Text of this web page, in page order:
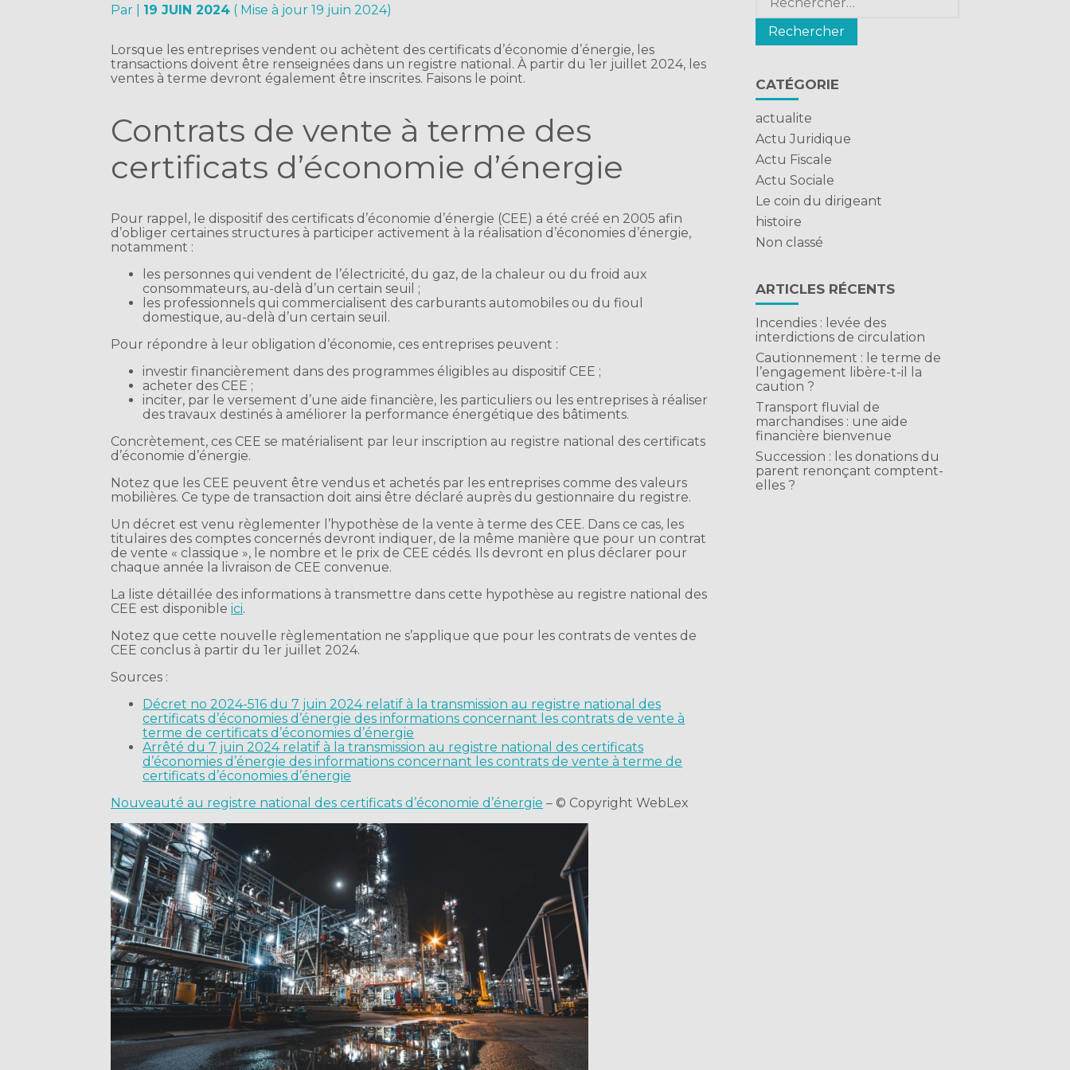
Par 19 JUIN 2024 ( Mise à jour 19 juin 2024)
Lorsque les entreprises vendent ou achètent des certificats d’économie d’énergie, les
transactions doivent être renseignées dans un registre national. À partir du 1er juillet 2024, les
ventes à terme devront également être inscrites. Faisons le point.
Contrats de vente à terme des
certificats d’économie d’énergie
Pour rappel, le dispositif des certificats d’économie d’énergie (CEE) a été créé en 2005 afin
d’obliger certaines structures à participer activement à la réalisation d’économies d’énergie,
notamment :
les personnes qui vendent de l’électricité, du gaz, de la chaleur ou du froid aux
consommateurs, au-delà d’un certain seuil ;
les professionnels qui commercialisent des carburants automobiles ou du fioul
domestique, au-delà d’un certain seuil.
Pour répondre à leur obligation d’économie, ces entreprises peuvent :
investir financièrement dans des programmes éligibles au dispositif CEE ;
acheter des CEE ;
inciter, par le versement d’une aide financière, les particuliers ou les entreprises à réaliser
des travaux destinés à améliorer la performance énergétique des bâtiments.
Concrètement, ces CEE se matérialisent par leur inscription au registre national des certificats
d’économie d’énergie.
Notez que les CEE peuvent être vendus et achetés par les entreprises comme des valeurs
mobilières. Ce type de transaction doit ainsi être déclaré auprès du gestionnaire du registre.
Un décret est venu règlementer l’hypothèse de la vente à terme des CEE. Dans ce cas, les
titulaires des comptes concernés devront indiquer, de la même manière que pour un contrat
de vente « classique », le nombre et le prix de CEE cédés. Ils devront en plus déclarer pour
chaque année la livraison de CEE convenue.
La liste détaillée des informations à transmettre dans cette hypothèse au registre national des
CEE est disponibleici.
Notez que cette nouvelle règlementation ne s’applique que pour les contrats de ventes de
CEE conclus à partir du 1er juillet 2024.
Sources :
Décret no 2024-516 du 7 juin 2024 relatif à la transmission au registre national des
certificats d’économies d’énergie des informations concernant les contrats de vente à
terme de certificats d’économies d’énergie
Arrêté du 7 juin 2024 relatif à la transmission au registre national des certificats
d’économies d’énergie des informations concernant les contrats de vente à terme de
certificats d’économies d’énergie
Nouveauté au registre national des certificats d’économie d’énergie – © Copyright WebLex
CATÉGORIE
actualite
Actu Juridique
Actu Fiscale
Actu Sociale
Le coin du dirigeant
histoire
Non classé
ARTICLES RÉCENTS
Incendies : levée des
interdictions de circulation
Cautionnement : le terme de
l’engagement libère-t-il la
caution ?
Transport fluvial de
marchandises : une aide
financière bienvenue
Succession : les donations du
parent renonçant comptent-
elles ?